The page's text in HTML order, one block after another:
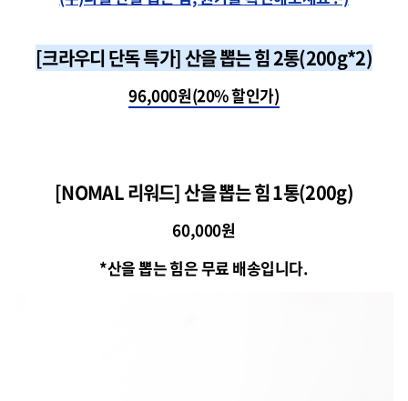
[크라우디 단독 특가] 산을 뽑는 힘 2통(200g*2)
96,000원(20% 할인가)
[NOMAL 리워드] 산을 뽑는 힘 1통(200g)
60,000원
*산을 뽑는 힘은 무료 배송입니다.